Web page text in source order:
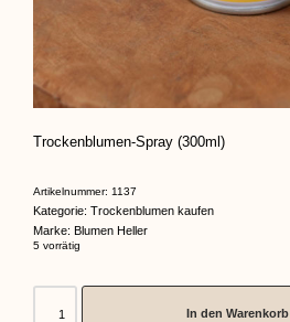
Trockenblumen-Spray (300ml)
Artikelnummer: 1137
Kategorie: Trockenblumen kaufen
Marke: Blumen Heller
5 vorrätig
In den Warenkorb